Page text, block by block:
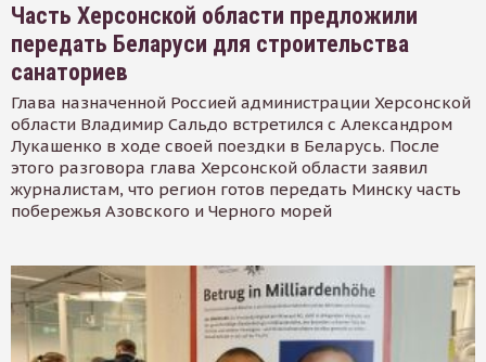
Часть Херсонской области предложили
передать Беларуси для строительства
санаториев
Глава назначенной Россией администрации Херсонской
области Владимир Сальдо встретился с Александром
Лукашенко в ходе своей поездки в Беларусь. После
этого разговора глава Херсонской области заявил
журналистам, что регион готов передать Минску часть
побережья Азовского и Черного морей